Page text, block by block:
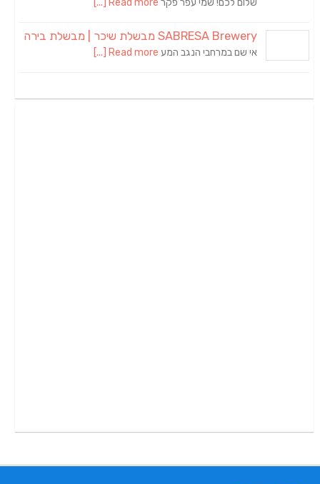
שלום לכם! שמי עפר פקר Read more [...]
SABRESA Brewery מבשלת שיכר | מבשלת בירה
אי שם במרחבי הנגב המע Read more [...]